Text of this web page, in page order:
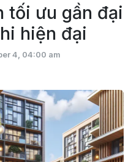
tối ưu gần đại
hiện đại
4, 04:00 am